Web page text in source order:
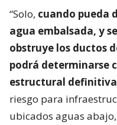
“Solo, cuando pueda
agua embalsada, y
obstruye los ductos
podrá determinarse
estructural definitiva
riesgo para
ubicados aguas